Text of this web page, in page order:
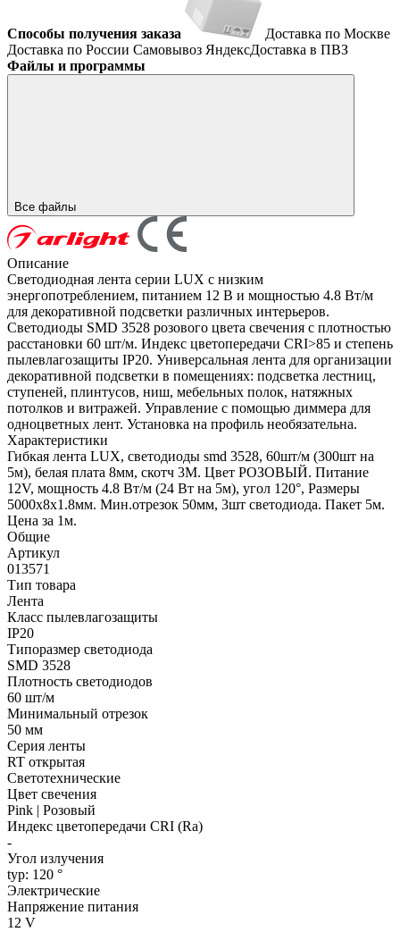
Способы получения заказа
Доставка по Москве
Доставка по России Самовывоз ЯндексДоставка в ПВЗ
Файлы и программы
Все файлы
Описание
Светодиодная лента серии LUX с низким
энергопотреблением, питанием 12 В и мощностью 4.8 Вт/м
для декоративной подсветки различных интерьеров.
Светодиоды SMD 3528 розового цвета свечения с плотностью
расстановки 60 шт/м. Индекс цветопередачи CRI>85 и степень
пылевлагозащиты IP20. Универсальная лента для организации
декоративной подсветки в помещениях: подсветка лестниц,
ступеней, плинтусов, ниш, мебельных полок, натяжных
потолков и витражей. Управление с помощью диммера для
одноцветных лент. Установка на профиль необязательна.
Характеристики
Гибкая лента LUX, светодиоды smd 3528, 60шт/м (300шт на
5м), белая плата 8мм, скотч 3М. Цвет РОЗОВЫЙ. Питание
12V, мощность 4.8 Вт/м (24 Вт на 5м), угол 120°, Размеры
5000х8x1.8мм. Мин.отрезок 50мм, 3шт светодиода. Пакет 5м.
Цена за 1м.
Общие
Артикул
013571
Тип товара
Лента
Класс пылевлагозащиты
IP20
Типоразмер светодиода
SMD 3528
Плотность светодиодов
60 шт/м
Минимальный отрезок
50 мм
Серия ленты
RT открытая
Светотехнические
Цвет свечения
Pink | Розовый
Индекс цветопередачи CRI (Ra)
-
Угол излучения
typ: 120 °
Электрические
Напряжение питания
12 V